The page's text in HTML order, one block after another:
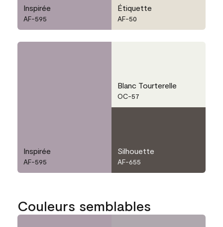
Inspirée
AF-595
Étiquette
AF-50
Inspirée
AF-595
Blanc Tourterelle
OC-57
Silhouette
AF-655
Couleurs semblables